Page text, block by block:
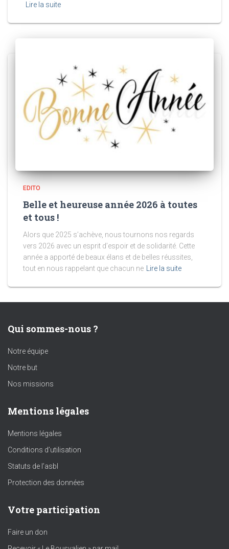
Lire la suite
EDITO
Belle et heureuse année 2026 à toutes
et tous !
Alors que 2025 s’achève, nous tournons nos regards
vers 2026 avec un esprit d’espoir et de solidarité. Cette
année a apporté de beaux élans et de belles réussites,
tout en nous rappelant que chacun ne
Lire la suite
Qui sommes-nous ?
Notre équipe
Notre but
Nos missions
Mentions légales
Mentions légales
Conditions d’utilisation
Statuts de l’asbl
Protection des données
Votre participation
Faire un don